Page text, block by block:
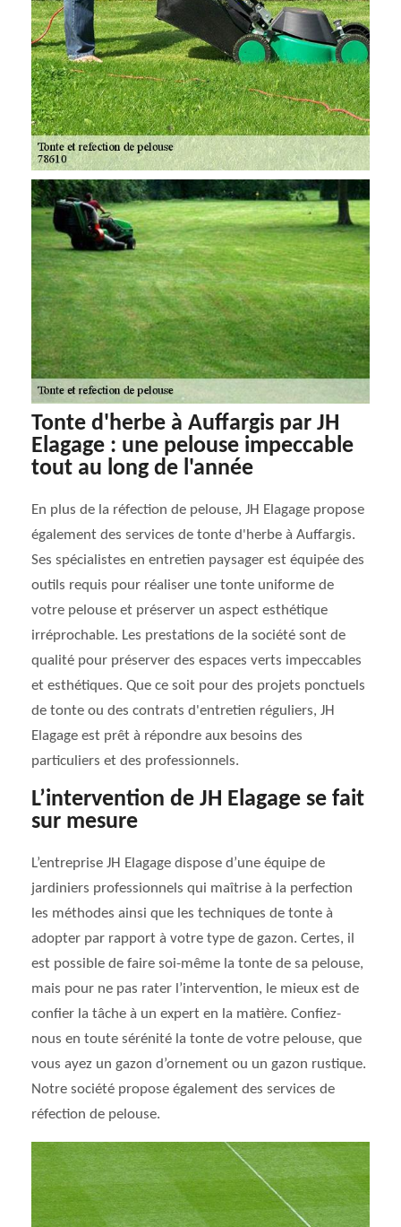
Tonte d'herbe à Auffargis par JH
Elagage : une pelouse impeccable
tout au long de l'année
En plus de la réfection de pelouse, JH Elagage propose
également des services de tonte d'herbe à Auffargis.
Ses spécialistes en entretien paysager est équipée des
outils requis pour réaliser une tonte uniforme de
votre pelouse et préserver un aspect esthétique
irréprochable. Les prestations de la société sont de
qualité pour préserver des espaces verts impeccables
et esthétiques. Que ce soit pour des projets ponctuels
de tonte ou des contrats d'entretien réguliers, JH
Elagage est prêt à répondre aux besoins des
particuliers et des professionnels.
L’intervention de JH Elagage se fait
sur mesure
L’entreprise JH Elagage dispose d’une équipe de
jardiniers professionnels qui maîtrise à la perfection
les méthodes ainsi que les techniques de tonte à
adopter par rapport à votre type de gazon. Certes, il
est possible de faire soi-même la tonte de sa pelouse,
mais pour ne pas rater l’intervention, le mieux est de
confier la tâche à un expert en la matière. Confiez-
nous en toute sérénité la tonte de votre pelouse, que
vous ayez un gazon d’ornement ou un gazon rustique.
Notre société propose également des services de
réfection de pelouse.